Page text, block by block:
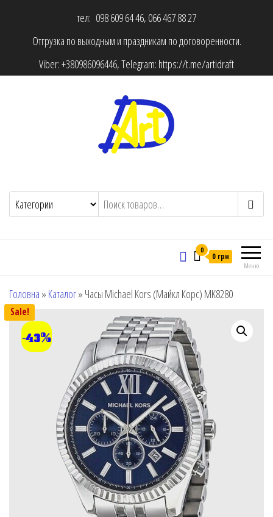
тел: 098 609 64 46, 066 467 88 27
Отгрузка по выходным и праздникам по договоренности.
Viber:+380986096446, Telegram: https://t.me/artidraft
Меню
0
0 грн
Головна » Каталог» Часы Michael Kors (Майкл Корс) MK8280
Sale!
-43%